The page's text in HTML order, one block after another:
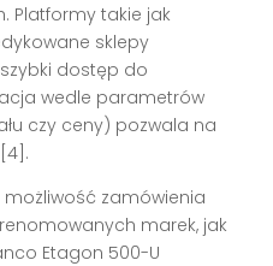
Platformy takie jak
sklepy
dostęp do
wedle parametrów
czy ceny) pozwala na
zamówienia
marek, jak
Etagon 500-U